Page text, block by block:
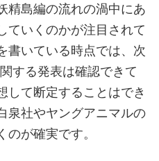
精島編の流れの渦中にあ
ていくのかが注目されて
書いている時点では、次
する発表は確認できて
して断定することはでき
泉社やヤングアニマルの
が確実です。